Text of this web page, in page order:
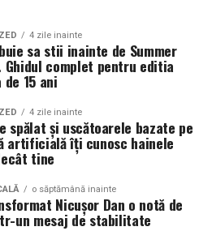
4 zile inainte
sa stii inainte de Summer
Ghidul complet pentru editia
15 ani
4 zile inainte
spălat și uscătoarele bazate pe
artificială îți cunosc hainele
tine
o săptămână inainte
Nicușor Dan o notă de
un mesaj de stabilitate